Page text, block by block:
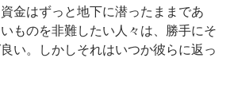
金はずっと地下に潜ったままであ
ものを非難したい人々は、勝手にそ
い。しかしそれはいつか彼らに返っ